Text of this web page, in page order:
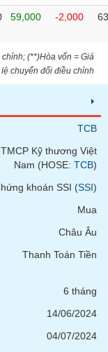
59,000 -2,000
(**)Hòa vốn = Giá
chuyển đổi điều chỉnh
TCB
Kỹ thương Việt
Nam (HOSE: TCB)
khoán SSI (SSI)
Mua
Châu Âu
Thanh Toán Tiền
6 tháng
14/06/2024
04/07/2024